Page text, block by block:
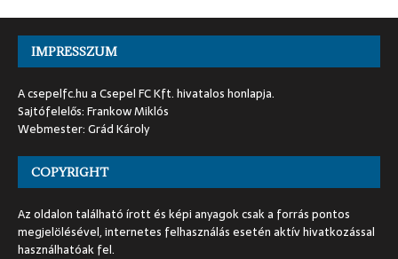
IMPRESSZUM
A csepelfc.hu a Csepel FC Kft. hivatalos honlapja.
Sajtófelelős: Frankow Miklós
Webmester: Grád Károly
COPYRIGHT
Az oldalon található írott és képi anyagok csak a forrás pontos
megjelölésével, internetes felhasználás esetén aktív hivatkozással
használhatóak fel.